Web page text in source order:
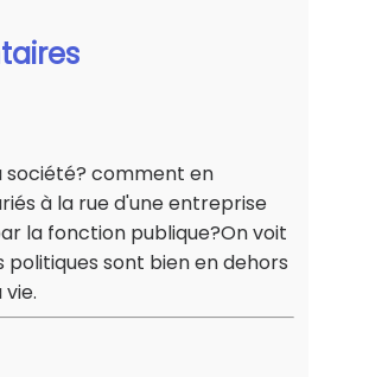
société? comment en
à la rue d'une entreprise
la fonction publique?On voit
politiques sont bien en dehors